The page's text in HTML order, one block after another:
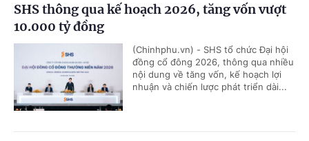
SHS thông qua kế hoạch 2026, tăng vốn vượt
10.000 tỷ đồng
(Chinhphu.vn) - SHS tổ chức Đại hội
đồng cổ đông 2026, thông qua nhiều
nội dung về tăng vốn, kế hoạch lợi
nhuận và chiến lược phát triển dài...